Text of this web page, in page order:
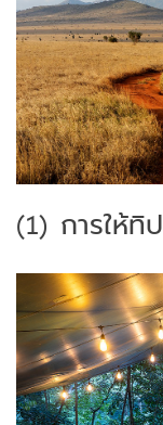
(1) การให้ทิป